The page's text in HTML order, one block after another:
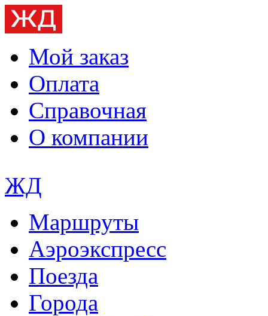
Мой заказ
Оплата
Справочная
О компании
ЖД
Маршруты
Аэроэкспресс
Поезда
Города